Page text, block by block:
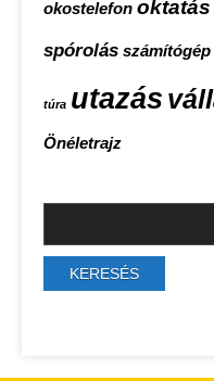
okostelefon oktatás
spórolás számítógép
túra utazás
Önéletrajz